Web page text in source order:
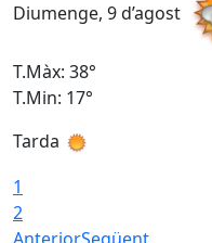
Diumenge, 9 d’agost
T.Màx: 38°
T.Min: 17°
Tarda
1
2